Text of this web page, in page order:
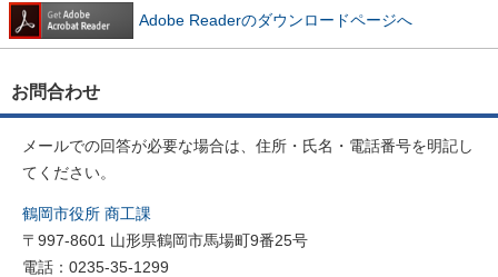
Adobe Readerのダウンロードページへ
お問合わせ
メールでの回答が必要な場合は、住所・氏名・電話番号を明記し
てください。
鶴岡市役所 商工課
〒997-8601 山形県鶴岡市馬場町9番25号
電話：0235-35-1299